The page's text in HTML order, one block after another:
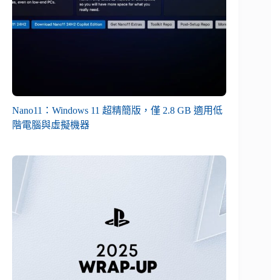
Nano11：Windows 11 超精簡版，僅 2.8 GB 適用低
階電腦與虛擬機器